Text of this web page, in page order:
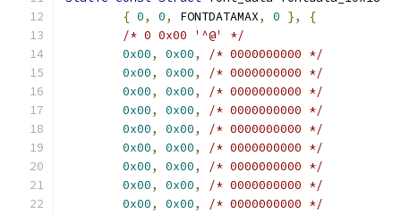
{ 0, 0, FONTDATAMAX, 0 },
{
/* 0 0x00 '^@' */
0x00, 0x00,
/* 0000000000 */
0x00, 0x00,
/* 0000000000 */
0x00, 0x00,
/* 0000000000 */
0x00, 0x00,
/* 0000000000 */
0x00, 0x00,
/* 0000000000 */
0x00, 0x00,
/* 0000000000 */
0x00, 0x00,
/* 0000000000 */
0x00, 0x00,
/* 0000000000 */
0x00, 0x00,
/* 0000000000 */